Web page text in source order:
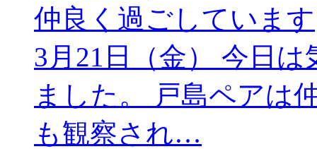
仲良く過ごしています
3月21日（金） 今日
ました。 戸島ペアは
も観察され…